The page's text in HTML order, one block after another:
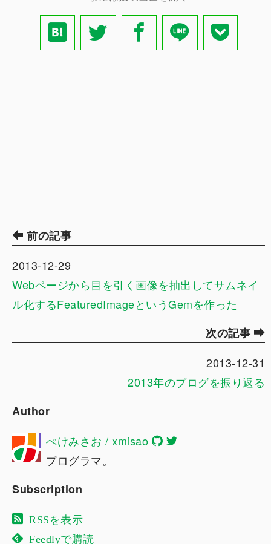
前の記事
2013-12-29
Webページから目を引く画像を抽出してサムネイ
ル化するFeaturedImageというGemを作った
次の記事
2013-12-31
2013年のブログを振り返る
Author
ぺけみさお / xmisao
プログラマ。
Subscription
RSSを表示
Feedlyで購読